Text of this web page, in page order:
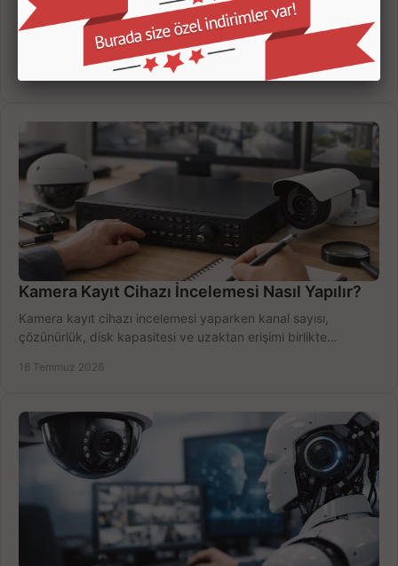
Güvenlik kamerası seçerken çözünürlük, gece görüşü, kayıt
süresi ve bağlantı tipini karşılaştırın; eviniz veya iş yeriniz için
doğru sistemi hemen seçin.
Kamera Kayıt Cihazı İncelemesi Nasıl Yapılır?
Kamera kayıt cihazı incelemesi yaparken kanal sayısı,
çözünürlük, disk kapasitesi ve uzaktan erişimi birlikte
16 Temmuz 2026